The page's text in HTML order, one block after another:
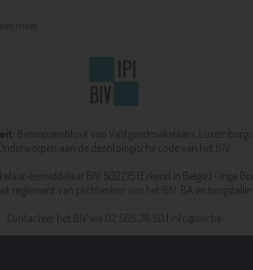
meer
Beroepsinstituut van Vastgoedmakelaars,
aan de deontologische code van het BIV
bemiddelaar BIV 502215 (Erkend in België) - Inge
reglement van plichtenleer van het BIV. BA en
Contacteer het BIV via 02 505 38 50 | info@biv.be